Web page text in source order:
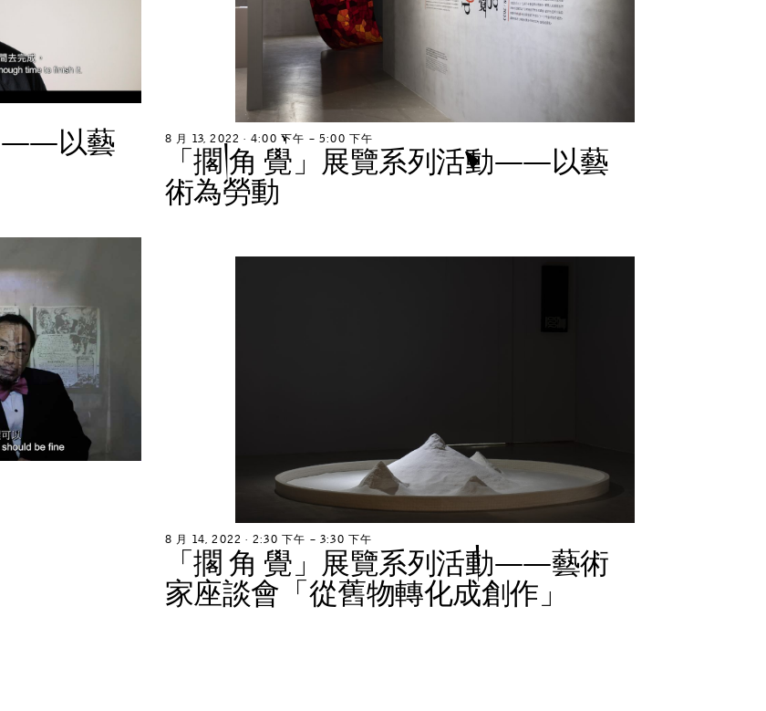
——以藝
8 月 13, 2022 ∙ 4:00 下午 – 5:00 下午
「擱 角 覺 」 展覽系列活動——以藝
術為勞動
8 月 14, 2022 ∙ 2:30 下午 – 3:30 下午
「擱 角 覺 」 展覽系列活動——藝術
家座談會 「從舊物轉化成創作 」